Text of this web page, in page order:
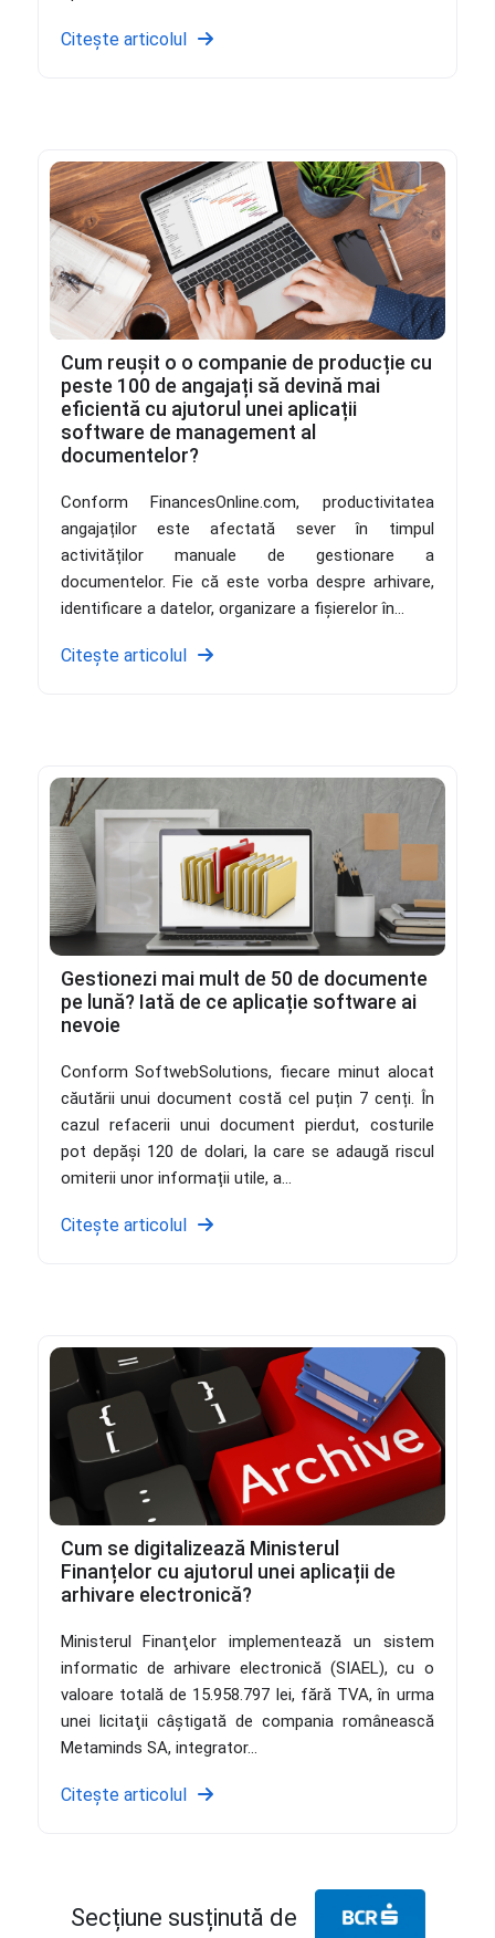
Citește articolul
Cum reușit o o companie de producție cu
peste 100 de angajați să devină mai
eficientă cu ajutorul unei aplicații
software de management al
documentelor?
Conform FinancesOnline.com, productivitatea
angajaților este afectată sever în timpul
activităților manuale de gestionare a
documentelor. Fie că este vorba despre arhivare,
identificare a datelor, organizare a fișierelor în...
Citește articolul
Gestionezi mai mult de 50 de documente
pe lună? Iată de ce aplicație software ai
nevoie
Conform SoftwebSolutions, fiecare minut alocat
căutării unui document costă cel puțin 7 cenți. În
cazul refacerii unui document pierdut, costurile
pot depăși 120 de dolari, la care se adaugă riscul
omiterii unor informații utile, a...
Citește articolul
Cum se digitalizează Ministerul
Finanțelor cu ajutorul unei aplicații de
arhivare electronică?
Ministerul Finanţelor implementează un sistem
informatic de arhivare electronică (SIAEL), cu o
valoare totală de 15.958.797 lei, fără TVA, în urma
unei licitaţii câştigată de compania românească
Metaminds SA, integrator...
Citește articolul
Secțiune susținută de